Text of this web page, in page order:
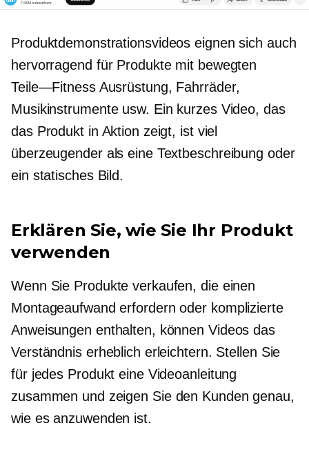
Produktdemonstrationsvideos eignen sich auch
hervorragend für Produkte mit bewegten
Teile—FitnessAusrüstung, Fahrräder,
Musikinstrumente usw. Ein kurzes Video, das
das Produkt in Aktion zeigt, ist viel
überzeugender als eine Textbeschreibung oder
ein statisches Bild.
Erklären Sie, wie Sie Ihr Produkt
verwenden
Wenn Sie Produkte verkaufen, die einen
Montageaufwand erfordern oder komplizierte
Anweisungen enthalten, können Videos das
Verständnis erheblich erleichtern. Stellen Sie
für jedes Produkt eine Videoanleitung
zusammen und zeigen Sie den Kunden genau,
wie es anzuwenden ist.